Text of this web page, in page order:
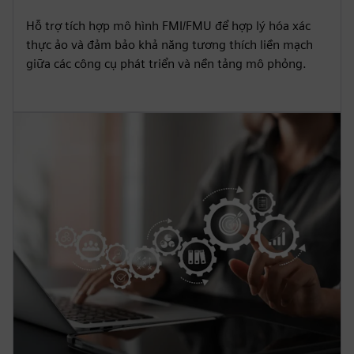
Hỗ trợ tích hợp mô hình FMI/FMU để hợp lý hóa xác
thực ảo và đảm bảo khả năng tương thích liền mạch
giữa các công cụ phát triển và nền tảng mô phỏng.